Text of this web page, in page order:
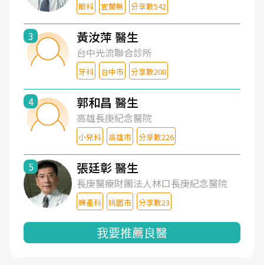
眼科 宜蘭縣 分享數542
3 黃汝萍 醫生
台中光流聯合診所
牙科 台中市 分享數208
4 郭和昌 醫生
高雄長庚紀念醫院
小兒科 高雄市 分享數226
5 張廷彰 醫生
長庚醫療財團法人林口長庚紀念醫院
婦產科 桃園市 分享數23
我要推薦良醫